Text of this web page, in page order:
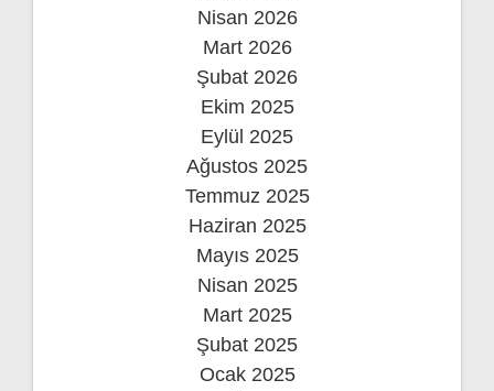
Nisan 2026
Mart 2026
Şubat 2026
Ekim 2025
Eylül 2025
Ağustos 2025
Temmuz 2025
Haziran 2025
Mayıs 2025
Nisan 2025
Mart 2025
Şubat 2025
Ocak 2025